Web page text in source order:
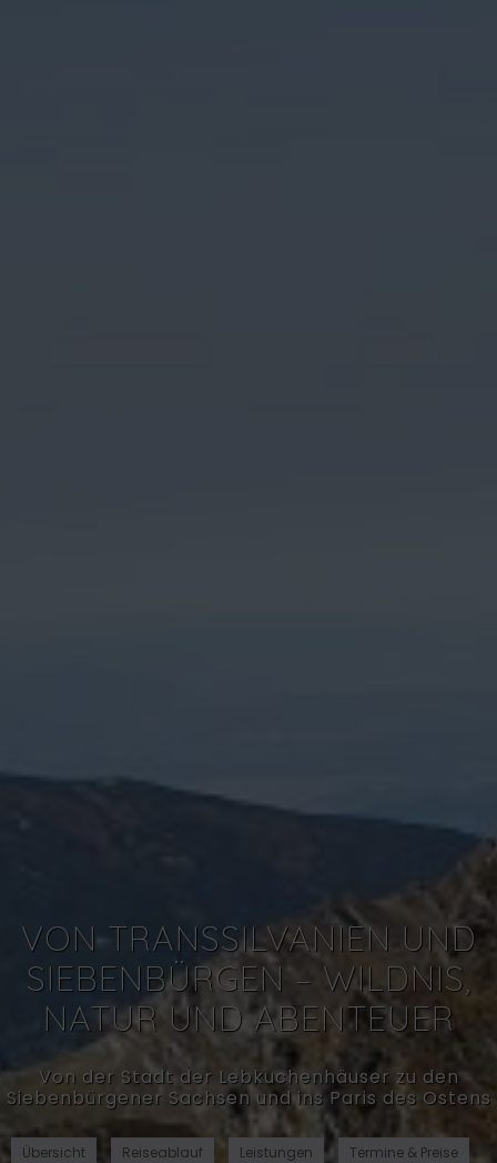
VON TRANSSILVANIEN UND
SIEBENBÜRGEN – WILDNIS,
NATUR UND ABENTEUER
Von der Stadt der Lebkuchenhäuser zu den
Siebenbürgener Sachsen und ins Paris des Ostens
Übersicht Reiseablauf Leistungen Termine & Preise